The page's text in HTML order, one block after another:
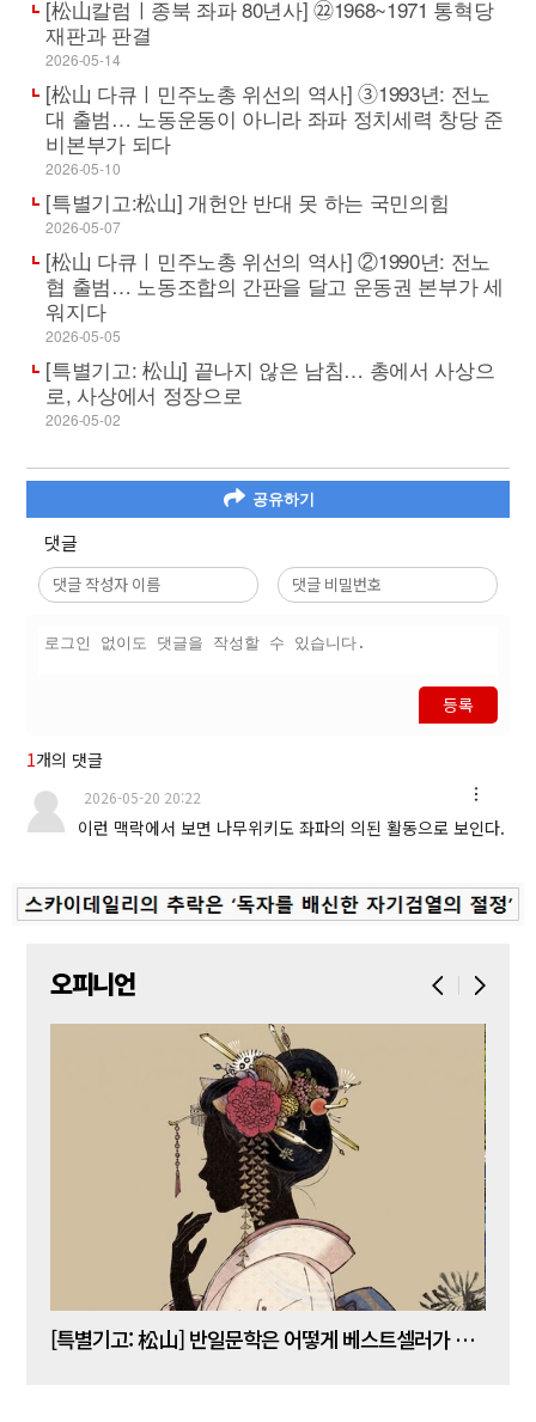
[松山칼럼ㅣ종북 좌파 80년사] ㉒1968~1971 통혁당
재판과 판결
2026-05-14
[松山 다큐ㅣ민주노총 위선의 역사] ➂1993년: 전노
대 출범… 노동운동이 아니라 좌파 정치세력 창당 준
비본부가 되다
2026-05-10
[특별기고:松山] 개헌안 반대 못 하는 국민의힘
2026-05-07
[松山 다큐ㅣ민주노총 위선의 역사] ②1990년: 전노
협 출범… 노동조합의 간판을 달고 운동권 본부가 세
워지다
2026-05-05
[특별기고: 松山] 끝나지 않은 남침… 총에서 사상으
로, 사상에서 정장으로
2026-05-02
공유하기
댓글
등록
1개의 댓글
2026-05-20 20:22
이런 맥락에서 보면 나무위키도 좌파의 의된 활동으로 보인다.
오피니언
[특별기고: 松山] 반일문학은 어떻게 베스트셀러가 되는가?